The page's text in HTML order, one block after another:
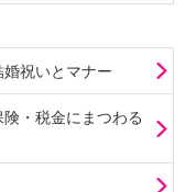
祝いとマナー
・税金にまつわる